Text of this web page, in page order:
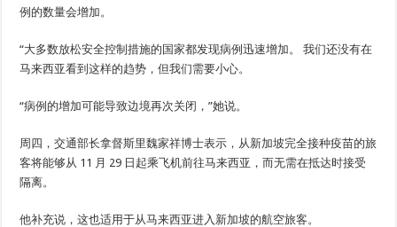
例的数量会增加。
“大多数放松安全控制措施的国家都发现病例迅速增加。 我们还没有在
马来西亚看到这样的趋势，但我们需要小心。
“病例的增加可能导致边境再次关闭，”她说。
周四，交通部长拿督斯里魏家祥博士表示，从新加坡完全接种疫苗的旅
客将能够从 11 月 29 日起乘飞机前往马来西亚，而无需在抵达时接受
隔离。
他补充说，这也适用于从马来西亚进入新加坡的航空旅客。